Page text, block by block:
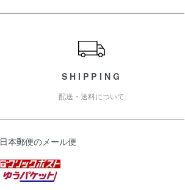
SHIPPING
配送・送料について
日本郵便のメール便